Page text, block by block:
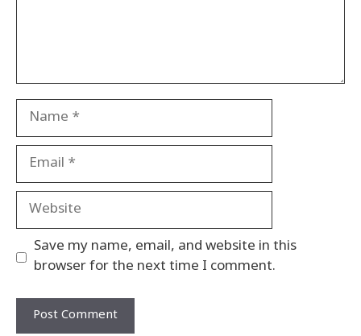
Name
Email
Website
Save my name, email, and website in this
browser for the next time I comment.